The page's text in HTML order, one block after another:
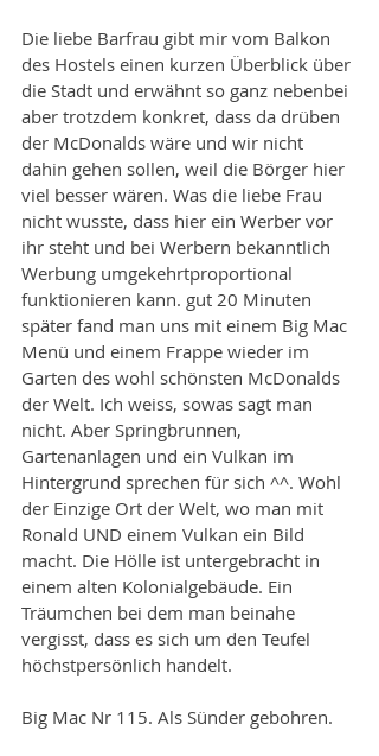
Die liebe Barfrau gibt mir vom Balkon
des Hostels einen kurzen Überblick über
die Stadt und erwähnt so ganz nebenbei
aber trotzdem konkret, dass da drüben
der McDonalds wäre und wir nicht
dahin gehen sollen, weil die Börger hier
viel besser wären. Was die liebe Frau
nicht wusste, dass hier ein Werber vor
ihr steht und bei Werbern bekanntlich
Werbung umgekehrtproportional
funktionieren kann. gut 20 Minuten
später fand man uns mit einem Big Mac
Menü und einem Frappe wieder im
Garten des wohl schönsten McDonalds
der Welt. Ich weiss, sowas sagt man
nicht. Aber Springbrunnen,
Gartenanlagen und ein Vulkan im
Hintergrund sprechen für sich ^^. Wohl
der Einzige Ort der Welt, wo man mit
Ronald UND einem Vulkan ein Bild
macht. Die Hölle ist untergebracht in
einem alten Kolonialgebäude. Ein
Träumchen bei dem man beinahe
vergisst, dass es sich um den Teufel
höchstpersönlich handelt.
Big Mac Nr 115. Als Sünder gebohren.